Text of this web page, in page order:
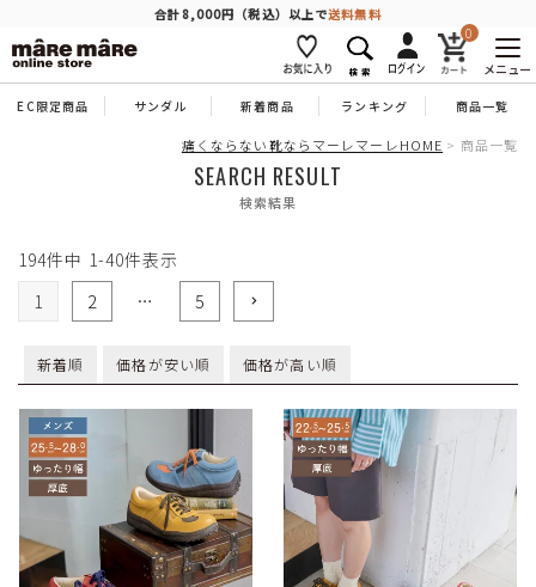
合計8,000円（税込）以上で送料無料
0
メニュー
EC限定商品 サンダル 新着商品 ランキング 商品一覧
痛くならない靴ならマーレマーレHOME 商品一覧
SEARCH RESULT
検索結果
新着順 価格が安い順 価格が高い順
194件中 1-40件表示
1
2 … 5
商品を探す
#コンフォート #パンプス #スニーカー #ブーツ
カテゴリー
特徴
ブランド